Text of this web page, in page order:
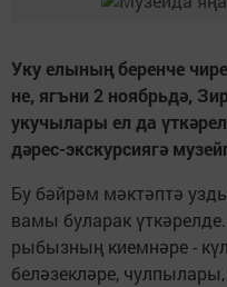
У­ку елы­ның бе­рен­че
не, ягъ­ни 2 но­ябрь­дә,
уку­чы­ла­ры ел да үт­кә­ре­л
дә­рес-экс­кур­си­я­гә
Бу бәй­рәм мәк­тәп­тә
ва­мы бу­ла­рак
ры­быз­ның ки­ем­нә­ре -
бе­лә­зек­лә­ре,